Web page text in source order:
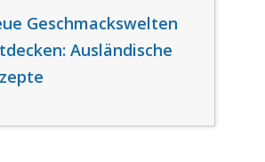
Geschmackswelten
Ausländische